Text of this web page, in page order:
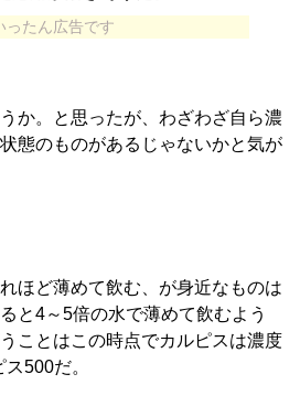
ったん広告です
か。と思ったが、わざわざ自ら濃
態のものがあるじゃないかと気が
ほど薄めて飲む、が身近なものは
と4～5倍の水で薄めて飲むよう
ことはこの時点でカルピスは濃度
500だ。